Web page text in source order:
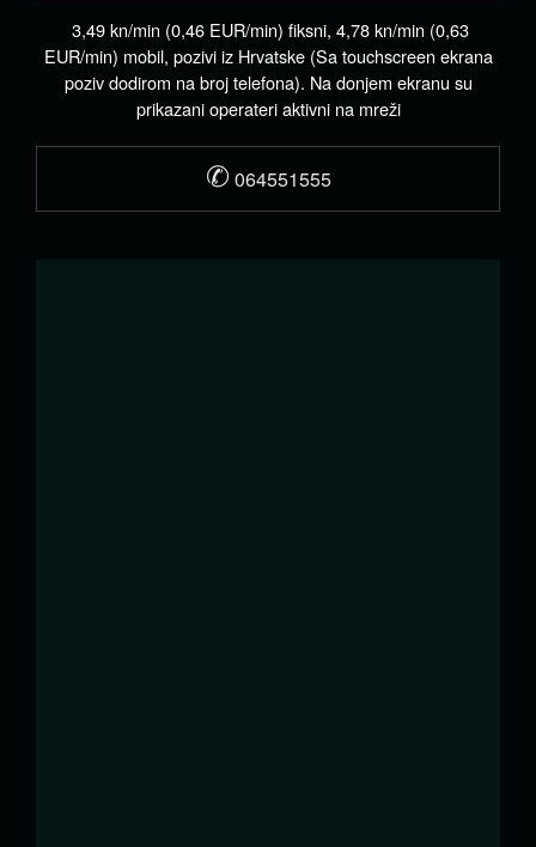
3,49 kn/min (0,46 EUR/min) fiksni, 4,78 kn/min (0,63
EUR/min) mobil, pozivi iz Hrvatske (Sa touchscreen ekrana
poziv dodirom na broj telefona). Na donjem ekranu su
prikazani operateri aktivni na mreži
✆ 064551555